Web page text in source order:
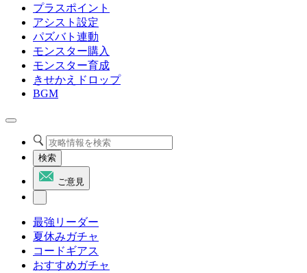
プラスポイント
アシスト設定
パズバト連動
モンスター購入
モンスター育成
きせかえドロップ
BGM
検索
ご意見
最強リーダー
夏休みガチャ
コードギアス
おすすめガチャ